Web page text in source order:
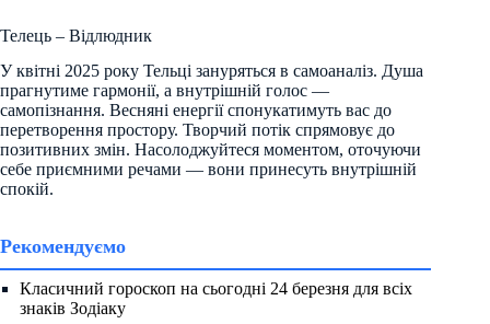
Телець – Відлюдник
У квітні 2025 року Тельці зануряться в самоаналіз. Душа
прагнутиме гармонії, а внутрішній голос —
самопізнання. Весняні енергії спонукатимуть вас до
перетворення простору. Творчий потік спрямовує до
позитивних змін. Насолоджуйтеся моментом, оточуючи
себе приємними речами — вони принесуть внутрішній
спокій.
Рекомендуємо
Класичний гороскоп на сьогодні 24 березня для всіх
знаків Зодіаку